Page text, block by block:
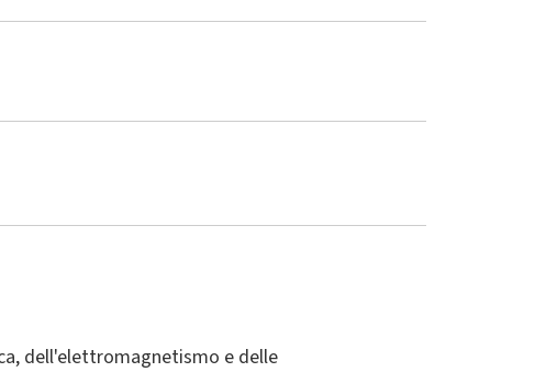
dell'elettromagnetismo e delle